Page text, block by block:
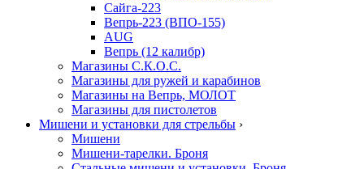
Сайга-223
Вепрь-223 (ВПО-155)
AUG
Вепрь (12 калибр)
Магазины С.К.О.С.
Магазины для ружей и карабинов
Магазины на Вепрь, МОЛОТ
Магазины для пистолетов
Мишени и установки для стрельбы ›
Мишени
Мишени-тарелки. Броня